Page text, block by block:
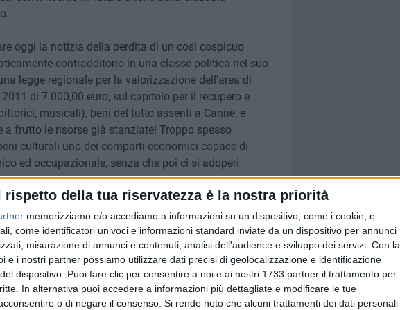
rispetto della tua riservatezza è la nostra priorità
memorizziamo e/o accediamo a informazioni su un dispositivo, come i cookie, e
come identificatori univoci e informazioni standard inviate da un dispositivo per annunci
misurazione di annunci e contenuti, analisi dell'audience e sviluppo dei servizi. Con la
e i nostri partner possiamo utilizzare dati precisi di geolocalizzazione e identificazione
dispositivo. Puoi fare clic per consentire a noi e ai nostri 1733 partner il trattamento per
In alternativa puoi accedere a informazioni più dettagliate e modificare le tue
o di negare il consenso. Si rende noto che alcuni trattamenti dei dati personali
oggi la notizia della perdita di un così cospicuo
contradditorio in una classe politica nel suo
legge regionale per la valorizzazione dell'area di
di 7.000,00 euro, sul capitolo per il recupero e
musicali), beni del tutto assenti a Canne, e
frutto le risorse già stanziate! Troppo spesso
culturali uno dei comparti economici capace di
ed occupazionale, senza che poi ci si adoperi
e soprattutto di proposta che ha sempre animato
della città e della sua Amministrazione, i
del patrimonio culturale cittadino.
S'invita l'Amministrazione Comunale ad attivare
per i Beni Archeologici della Puglia per